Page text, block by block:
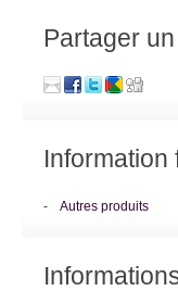
Partager
Information
- Autres produits